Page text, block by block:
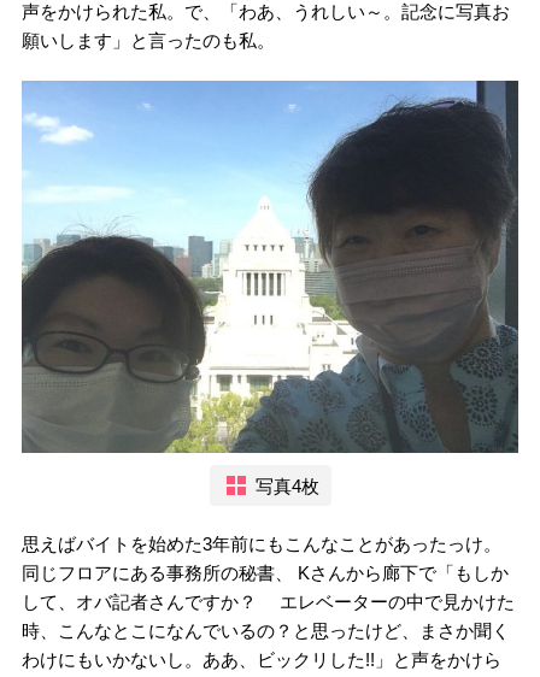
声をかけられた私。で、「わあ、うれしい～。記念に写真お
願いします」と言ったのも私。
写真4枚
思えばバイトを始めた3年前にもこんなことがあったっけ。
同じフロアにある事務所の秘書、 Kさんから廊下で「もしか
して、オバ記者さんですか？ エレベーターの中で見かけた
時、こんなとこになんでいるの？と思ったけど、まさか聞く
わけにもいかないし。ああ、ビックリした!!」と声をかけら